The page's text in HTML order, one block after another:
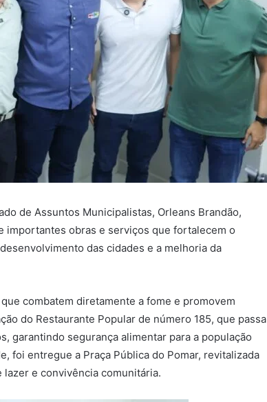
de Assuntos Municipalistas, Orleans Brandão,
importantes obras e serviços que fortalecem o
das cidades e a melhoria da
combatem diretamente a fome e promovem
do Restaurante Popular de número 185, que passa
garantindo segurança alimentar para a população
foi entregue a Praça Pública do Pomar, revitalizada
lazer e convivência comunitária.